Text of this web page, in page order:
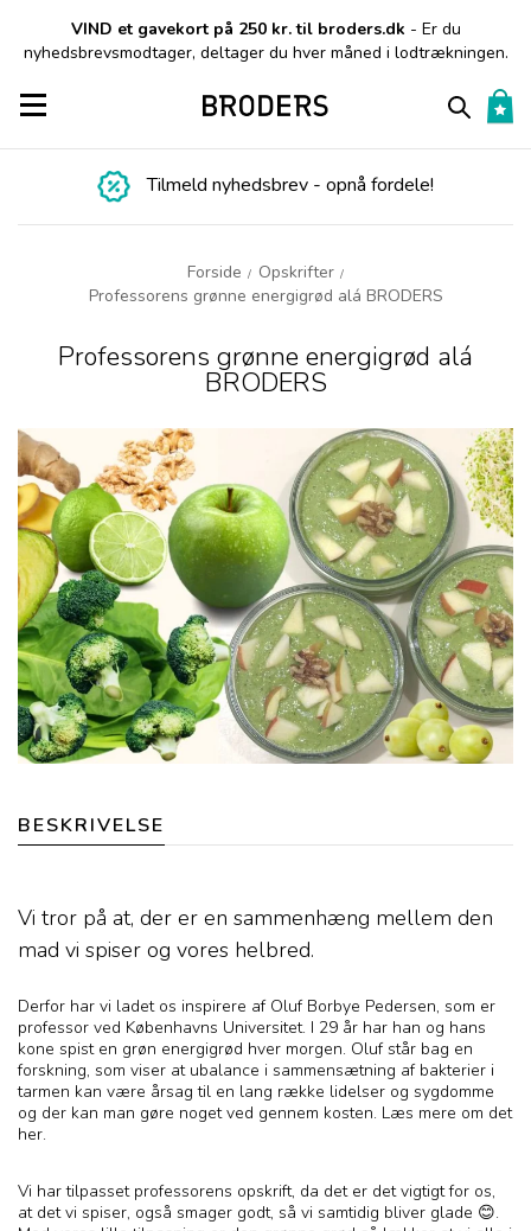
VIND et gavekort på 250 kr. til broders.dk - Er du
nyhedsbrevsmodtager, deltager du hver måned i lodtrækningen.
Toggle navigation
Tilmeld nyhedsbrev - opnå fordele!
Forside / Opskrifter /
Professorens grønne energigrød alá BRODERS
Professorens grønne energigrød alá
BRODERS
BESKRIVELSE
Vi tror på at, der er en sammenhæng mellem den
mad vi spiser og vores helbred.
Derfor har vi ladet os inspirere af Oluf Borbye Pedersen, som er
professor ved Københavns Universitet. I 29 år har han og hans
kone spist en grøn energigrød hver morgen. Oluf står bag en
forskning, som viser at ubalance i sammensætning af bakterier i
tarmen kan være årsag til en lang række lidelser og sygdomme
og der kan man gøre noget ved gennem kosten. Læs mere om det
her.
Vi har tilpasset professorens opskrift, da det er det vigtigt for os,
at det vi spiser, også smager godt, så vi samtidig bliver glade 😊.